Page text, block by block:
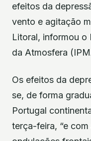
efeitos da
vento e agitação
Litoral, informou
da Atmosfera
Os efeitos da
se, de forma
Portugal
terça-feira, “e